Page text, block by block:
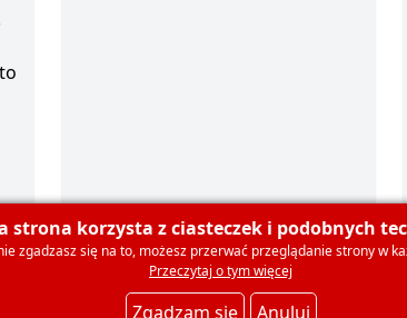
Dla mediów Deklaracja
strona korzysta z ciasteczek i podobnych
zgadzasz się na to, możesz przerwać przeglądanie strony w
Przeczytaj o tym więcej
Zgadzam się Anuluj